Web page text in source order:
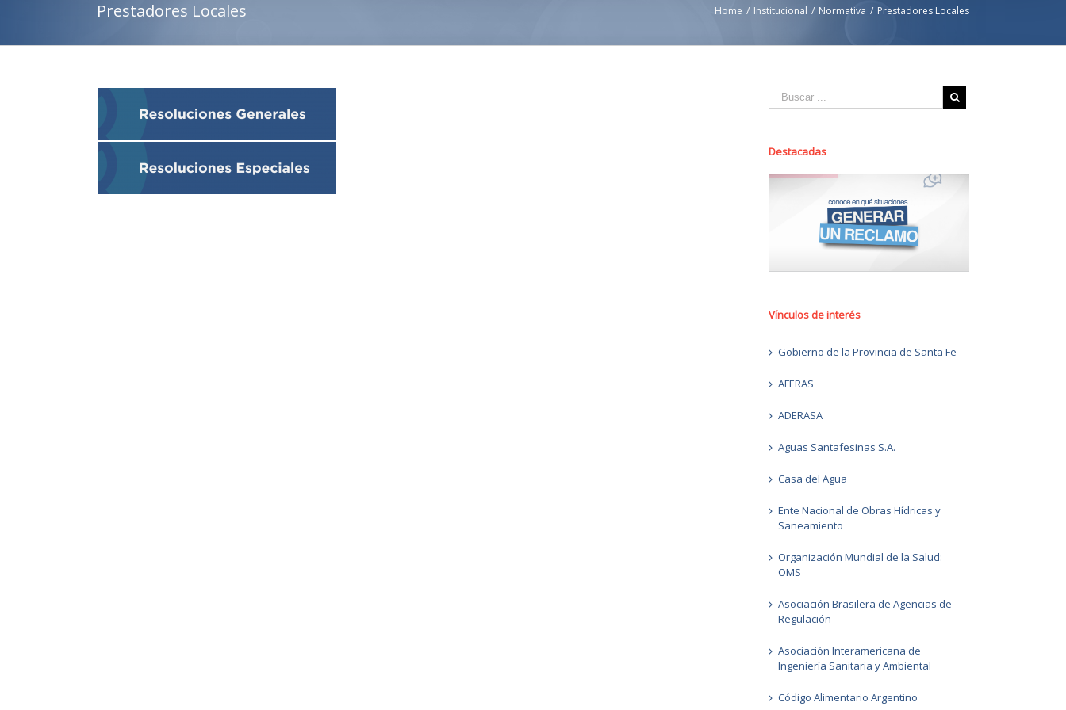
Prestadores Locales Home / Institucional / Normativa / Prestadores Locales
Destacadas
Vínculos de interés
Gobierno de la Provincia de Santa Fe
AFERAS
ADERASA
Aguas Santafesinas S.A.
Casa del Agua
Ente Nacional de Obras Hídricas y
Saneamiento
Organización Mundial de la Salud:
OMS
Asociación Brasilera de Agencias de
Regulación
Asociación Interamericana de
Ingeniería Sanitaria y Ambiental
Código Alimentario Argentino